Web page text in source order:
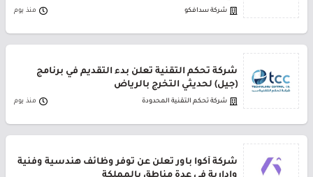
شركة سدافكو منذ يوم
شركة تحكم التقنية تعلن بدء التقديم في برنامج
(جيل) لحديثي التخرج بالرياض
شركة تحكم التقنية المحدودة منذ يوم
شركة أكوا باور تعلن عن توفر وظائف هندسية وفنية